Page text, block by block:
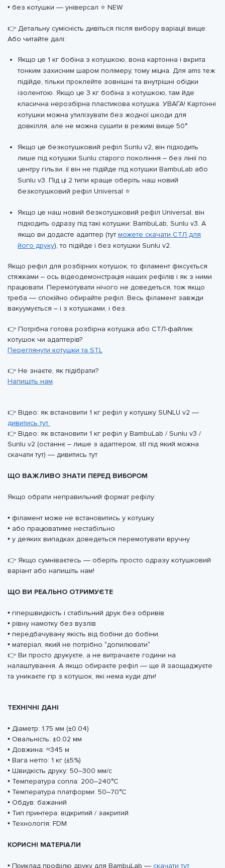
• без котушки — універсал ⭐ NEW
👉 Детальну сумісність дивіться після вибору варіації вище.
Або читайте далі:
Якщо це 1 кг бобіна з котушкою, вона картонна і вкрита
тонким захисним шаром полімеру, тому міцна. Для ams теж
підійде, тільки проклейте зовнішні та внутрішні обідки
ізолентою. Якщо це 3 кг бобіна з котушкою, там йде
класична нерозбірна пластикова котушка. УВАГА! Картонні
котушки можна утилізувати без жодної шкоди для
довкілля, але не можна сушити в режимі вище 50°.
Якщо це безкотушковий рефіл Sunlu v2, він підходить
лише під котушки Sunlu старого покоління – без лінії по
центру гільзи. іІ він не підійде під котушки BambuLab або
Sunlu v3. Під ці 2 типи краще оберіть наш новий
безкотушковий рефіл Universal ⭐
Якщо це наш новий безкотушковий рефіл Universal, він
підходить одразу під такі котушки: BambuLab, Sunlu v3. А
якщо ви додасте адаптер (тут можете скачати СТЛ для
його друку), то підійде і без котушки Sunlu v2.
Якщо рефіл для розбірних котушок, то філамент фіксується
стяжками – ось відеодемонстрація наших рефілів і як з ними
працювати. Перемотувати нічого не доведеться, тож якщо
треба — спокійно обирайте рефіл. Весь філамент завжди
вакуумується – і з котушками, і без.
👉 Потрібна готова розбірна котушка або СТЛ-файлик
котушок чи адаптерів?
Переглянути котушки та STL
👉 Не знаєте, як підібрати?
Напишіть нам
👉 Відео: як встановити 1 кг рефіл у котушку SUNLU v2 —
дивитись тут
👉 Відео: як встановити 1 кг рефіл у BambuLab / Sunlu v3 /
Sunlu v2 (останнє – лише з адаптером, stl під який можна
скачати тут) — дивитись тут
ЩО ВАЖЛИВО ЗНАТИ ПЕРЕД ВИБОРОМ
Якщо обрати неправильний формат рефілу:
• філамент може не встановитись у котушку
• або працюватиме нестабільно
• у деяких випадках доведеться перемотувати вручну
👉 Якщо сумніваєтесь — оберіть просто одразу котушковий
варіант або напишіть нам!
ЩО ВИ РЕАЛЬНО ОТРИМУЄТЕ
• гіпершвидкість і стабільний друк без обривів
• рівну намотку без вузлів
• передбачувану якість від бобіни до бобіни
• матеріал, який не потрібно “допилювати”
👉 Ви просто друкуєте, а не витрачаєте години на
налаштування. А якщо обираєте рефіл — ще й заощаджуєте
та уникаєте гір з котушок, які нема куди діти!
ТЕХНІЧНІ ДАНІ
• Діаметр: 1.75 мм (±0.04)
• Овальність: ±0.02 мм
• Довжина: ≈345 м
• Вага нетто: 1 кг (±5%)
• Швидкість друку: 50–300 мм/с
• Температура сопла: 200–240°C
• Температура платформи: 50–70°C
• Обдув: бажаний
• Тип принтера: відкритий / закритий
• Технологія: FDM
КОРИСНІ МАТЕРІАЛИ
• Приклад профілю друку для BambuLab — скачати тут